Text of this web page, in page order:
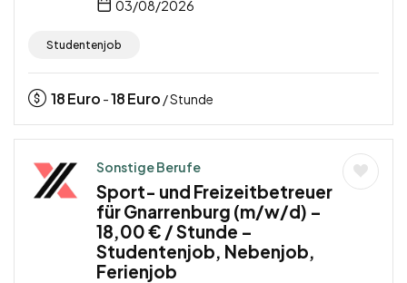
03/08/2026
Studentenjob
18Euro -18Euro / Stunde
Sonstige Berufe
Sport- und Freizeitbetreuer
für Gnarrenburg (m/w/d) –
18,00 € / Stunde –
Studentenjob, Nebenjob,
Ferienjob